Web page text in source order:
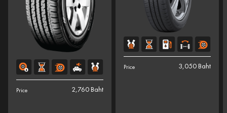
Price 2,760 Baht
Price 3,050 Baht